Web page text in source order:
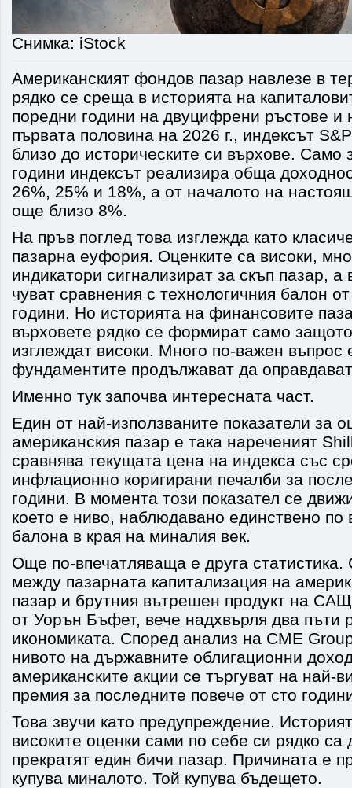
Снимка: iStock
Американският фондов пазар навлезе в
рядко се среща в историята на
поредни години на двуцифрени ръстове и
първата половина на 2026 г., индексът
близо до историческите си върхове. Само
години индексът реализира обща
26%, 25% и 18%, а от началото на
още близо 8%.
На пръв поглед това изглежда като
пазарна еуфория. Оценките са високи,
индикатори сигнализират за скъп пазар, а
чуват сравнения с технологичния балон
години. Но историята на финансовите
върховете рядко се формират само
изглеждат високи. Много по-важен въпрос
фундаментите продължават да
Именно тук започва интересната част.
Един от най-използваните показатели за
американския пазар е така нареченият
сравнява текущата цена на индекса със
инфлационно коригирани печалби за
години. В момента този показател се
което е ниво, наблюдавано единствено по
балона в края на миналия век.
Още по-впечатляваща е друга
между пазарната капитализация на
пазар и брутния вътрешен продукт на
от Уорън Бъфет, вече надхвърля два пъти
икономиката. Според анализ на CME
нивото на държавните облигационни
американските акции се търгуват на най-
премия за последните повече от сто
Това звучи като предупреждение.
високите оценки сами по себе си рядко са
прекратят един бичи пазар. Причината е
купува миналото. Той купува бъдещето.